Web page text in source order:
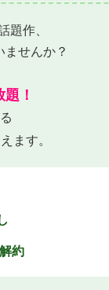
題作、
ませんか？
！
ます。
約